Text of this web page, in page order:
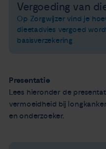
Vergoeding van
Op Zorgwijzer vind je
dieetadvies vergoed
basisverzekering
Presentatie
Lees hieronder de
vermoeidheid bij
en onderzoeker.